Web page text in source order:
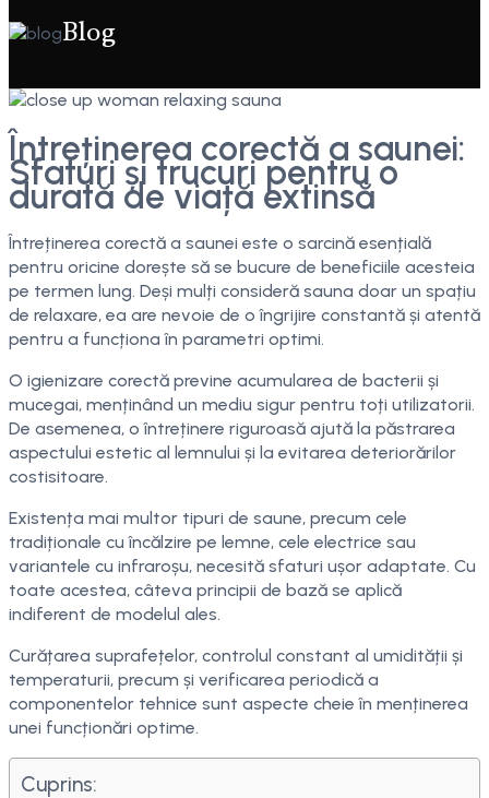
Blog
Întreținerea corectă a saunei:
Sfaturi și trucuri pentru o
durată de viață extinsă
Întreținerea corectă a saunei este o sarcină esențială
pentru oricine dorește să se bucure de beneficiile acesteia
pe termen lung. Deși mulți consideră sauna doar un spațiu
de relaxare, ea are nevoie de o îngrijire constantă și atentă
pentru a funcționa în parametri optimi.
O igienizare corectă previne acumularea de bacterii și
mucegai, menținând un mediu sigur pentru toți utilizatorii.
De asemenea, o întreținere riguroasă ajută la păstrarea
aspectului estetic al lemnului și la evitarea deteriorărilor
costisitoare.
Existența mai multor tipuri de saune, precum cele
tradiționale cu încălzire pe lemne, cele electrice sau
variantele cu infraroșu, necesită sfaturi ușor adaptate. Cu
toate acestea, câteva principii de bază se aplică
indiferent de modelul ales.
Curățarea suprafețelor, controlul constant al umidității și
temperaturii, precum și verificarea periodică a
componentelor tehnice sunt aspecte cheie în menținerea
unei funcționări optime.
Cuprins: